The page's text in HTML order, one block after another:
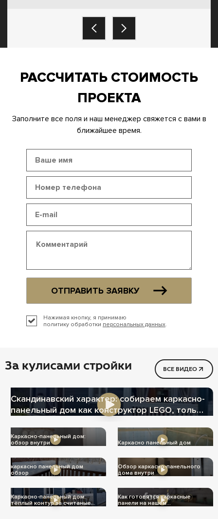
РАССЧИТАТЬ СТОИМОСТЬ
ПРОЕКТА
Заполните все поля и наш менеджер свяжется с вами в
ближайшее время.
ОТПРАВИТЬ ЗАЯВКУ
Нажимая кнопку, я принимаю
политику обработки персональных данных.
За кулисами стройки ВСЕ ВИДЕО
Скандинавский характер: собираем каркасно-
панельный дом как конструктор LEGO, только
Каркасно-панельный дом:
обзор внутри
Каркасно панельный дом
каркасно панельный дом
обзор
Обзор каркасно-панельного
дома внутри
Каркасно-панельный дом:
тёплый контур за считаные
Как готовятся каркасные
панели на нашем